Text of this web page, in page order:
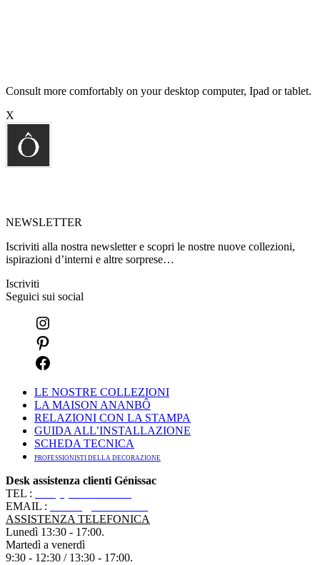
Consult more comfortably on your desktop computer, Ipad or tablet.
X
NEWSLETTER
Iscriviti alla nostra newsletter e scopri le nostre nuove collezioni,
ispirazioni d’interni e altre sorprese…
Iscriviti
Seguici sui social
LE NOSTRE COLLEZIONI
LA MAISON ANANBÔ
RELAZIONI CON LA STAMPA
GUIDA ALL’INSTALLAZIONE
SCHEDA TECNICA
PROFESSIONISTI DELLA DECORAZIONE
Desk assistenza clienti Génissac
TEL :
EMAIL :
ASSISTENZA TELEFONICA
Lunedì 13:30 - 17:00.
Martedì a venerdì
9:30 - 12:30 / 13:30 - 17:00.